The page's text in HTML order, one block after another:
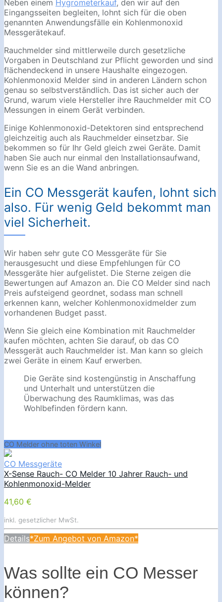
Neben einem Hygrometerkauf, den wir auf den
Eingangsseiten begleiten, lohnt sich für die oben
genannten Anwendungsfälle ein Kohlenmonoxid
Messgerätekauf.
Rauchmelder sind mittlerweile durch gesetzliche
Vorgaben in Deutschland zur Pflicht geworden und sind
flächendeckend in unsere Haushalte eingezogen.
Kohlenmonoxid Melder sind in anderen Ländern schon
genau so selbstverständlich. Das ist sicher auch der
Grund, warum viele Hersteller ihre Rauchmelder mit CO
Messungen in einem Gerät verbinden.
Einige Kohlenmonoxid-Detektoren sind entsprechend
gleichzeitig auch als Rauchmelder einsetzbar. Sie
bekommen so für Ihr Geld gleich zwei Geräte. Damit
haben Sie auch nur einmal den Installationsaufwand,
wenn Sie es an die Wand anbringen.
Ein CO Messgerät kaufen, lohnt sich
also. Für wenig Geld bekommt man
viel Sicherheit.
Wir haben sehr gute CO Messgeräte für Sie
herausgesucht und diese Empfehlungen für CO
Messgeräte hier aufgelistet. Die Sterne zeigen die
Bewertungen auf Amazon an. Die CO Melder sind nach
Preis aufsteigend geordnet, sodass man schnell
erkennen kann, welcher Kohlenmonoxidmelder zum
vorhandenen Budget passt.
Wenn Sie gleich eine Kombination mit Rauchmelder
kaufen möchten, achten Sie darauf, ob das CO
Messgerät auch Rauchmelder ist. Man kann so gleich
zwei Geräte in einem Kauf erwerben.
Die Geräte sind kostengünstig in Anschaffung
und Unterhalt und unterstützen die
Überwachung des Raumklimas, was das
Wohlbefinden fördern kann.
CO Melder ohne toten Winkel
CO Messgeräte
X-Sense Rauch- CO Melder 10 Jahrer Rauch- und
Kohlenmonoxid-Melder
41,60 €
inkl. gesetzlicher MwSt.
Details*Zum Angebot von Amazon*
Was sollte ein CO Messer
können?